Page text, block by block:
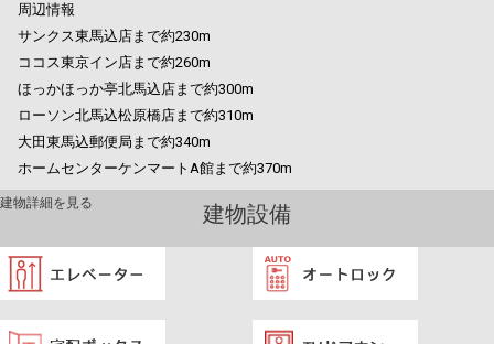
周辺情報
サンクス東馬込店まで約230m
ココス東京イン店まで約260m
ほっかほっか亭北馬込店まで約300m
ローソン北馬込松原橋店まで約310m
大田東馬込郵便局まで約340m
ホームセンターケンマートA館まで約370m
建物設備
建物詳細を見る